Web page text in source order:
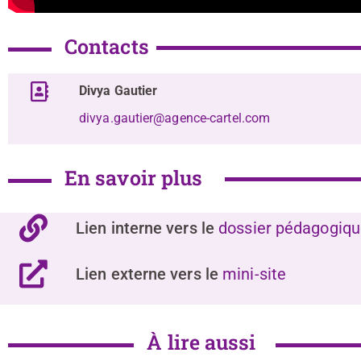
Contacts
Divya Gautier
divya.gautier@agence-cartel.com
En savoir plus
Lien interne vers le dossier
Lien externe vers le mini-site
À lire aussi